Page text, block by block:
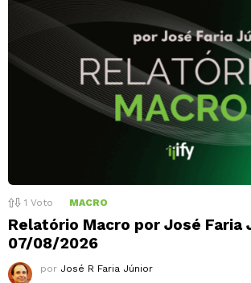
1 Voto MACRO
Relatório Macro por José Faria
07/08/2026
por José R Faria Júnior